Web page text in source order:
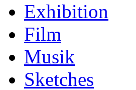
Exhibition
Film
Musik
Sketches